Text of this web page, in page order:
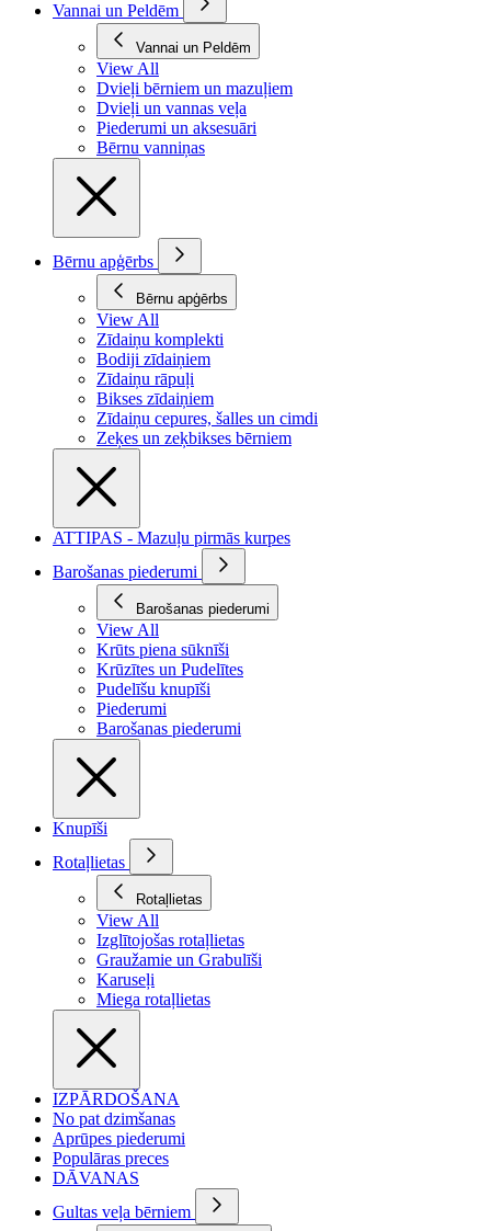
Vannai un Peldēm
Vannai un Peldēm
View All
Dvieļi bērniem un mazuļiem
Dvieļi un vannas veļa
Piederumi un aksesuāri
Bērnu vanniņas
Bērnu apģērbs
Bērnu apģērbs
View All
Zīdaiņu komplekti
Bodiji zīdaiņiem
Zīdaiņu rāpuļi
Bikses zīdaiņiem
Zīdaiņu cepures, šalles un cimdi
Zeķes un zeķbikses bērniem
ATTIPAS - Mazuļu pirmās kurpes
Barošanas piederumi
Barošanas piederumi
View All
Krūts piena sūknīši
Krūzītes un Pudelītes
Pudelīšu knupīši
Piederumi
Barošanas piederumi
Knupīši
Rotaļlietas
Rotaļlietas
View All
Izglītojošas rotaļlietas
Graužamie un Grabulīši
Karuseļi
Miega rotaļlietas
IZPĀRDOŠANA
No pat dzimšanas
Aprūpes piederumi
Populāras preces
DĀVANAS
Gultas veļa bērniem